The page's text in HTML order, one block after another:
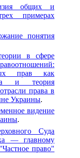
общих и
примерах
понятия
в сфере
прав как
и теория
права в
Украины.
видение
.
Суда
— главному
право"